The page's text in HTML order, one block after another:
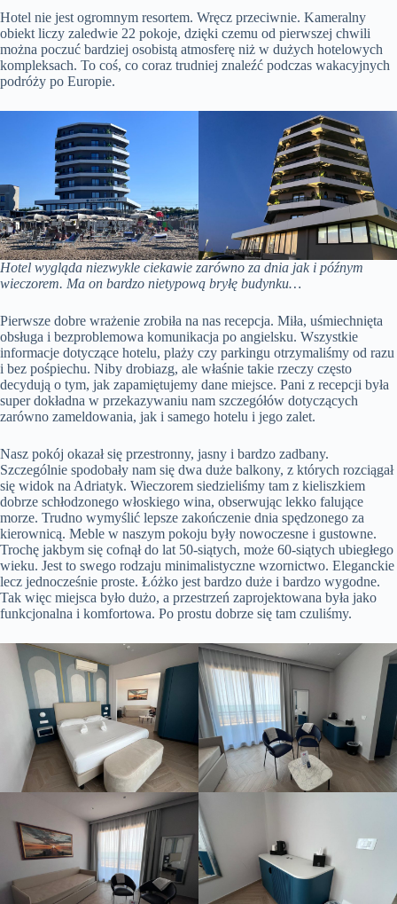
Hotel nie jest ogromnym resortem. Wręcz przeciwnie. Kameralny
obiekt liczy zaledwie 22 pokoje, dzięki czemu od pierwszej chwili
można poczuć bardziej osobistą atmosferę niż w dużych hotelowych
kompleksach. To coś, co coraz trudniej znaleźć podczas wakacyjnych
podróży po Europie.
Hotel wygląda niezwykle ciekawie zarówno za dnia jak i późnym
wieczorem. Ma on bardzo nietypową bryłę budynku…
Pierwsze dobre wrażenie zrobiła na nas recepcja. Miła, uśmiechnięta
obsługa i bezproblemowa komunikacja po angielsku. Wszystkie
informacje dotyczące hotelu, plaży czy parkingu otrzymaliśmy od razu
i bez pośpiechu. Niby drobiazg, ale właśnie takie rzeczy często
decydują o tym, jak zapamiętujemy dane miejsce. Pani z recepcji była
super dokładna w przekazywaniu nam szczegółów dotyczących
zarówno zameldowania, jak i samego hotelu i jego zalet.
Nasz pokój okazał się przestronny, jasny i bardzo zadbany.
Szczególnie spodobały nam się dwa duże balkony, z których rozciągał
się widok na Adriatyk. Wieczorem siedzieliśmy tam z kieliszkiem
dobrze schłodzonego włoskiego wina, obserwując lekko falujące
morze. Trudno wymyślić lepsze zakończenie dnia spędzonego za
kierownicą. Meble w naszym pokoju były nowoczesne i gustowne.
Trochę jakbym się cofnął do lat 50-siątych, może 60-siątych ubiegłego
wieku. Jest to swego rodzaju minimalistyczne wzornictwo. Eleganckie
lecz jednocześnie proste. Łóżko jest bardzo duże i bardzo wygodne.
Tak więc miejsca było dużo, a przestrzeń zaprojektowana była jako
funkcjonalna i komfortowa. Po prostu dobrze się tam czuliśmy.